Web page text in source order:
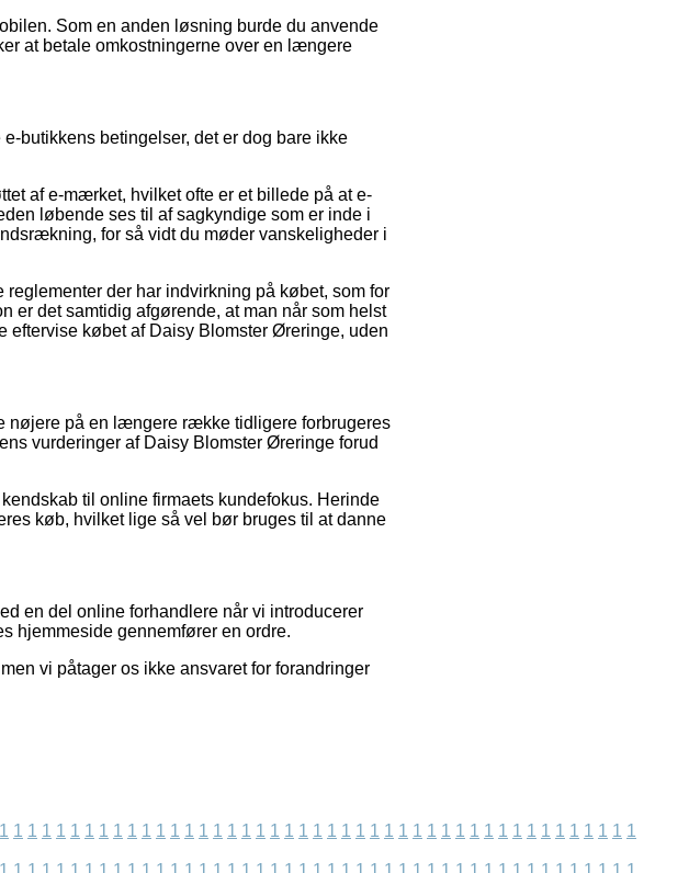
Som en anden løsning burde du anvende
at betale omkostningerne over en længere
butikkens betingelser, det er dog bare ikke
af e-mærket, hvilket ofte er et billede på at e-
løbende ses til af sagkyndige som er inde i
for så vidt du møder vanskeligheder i
der har indvirkning på købet, som for
er det samtidig afgørende, at man når som helst
eftervise købet af Daisy Blomster Øreringe, uden
nøjere på en længere række tidligere forbrugeres
vurderinger af Daisy Blomster Øreringe forud
til online firmaets kundefokus. Herinde
køb, hvilket lige så vel bør bruges til at danne
en del online forhandlere når vi introducerer
hjemmeside gennemfører en ordre.
vi påtager os ikke ansvaret for forandringer
1 1 1 1 1 1 1 1 1 1 1 1 1 1 1 1 1 1 1 1 1 1 1 1 1 1 1 1 1 1 1 1 1 1 1 1 1 1 1 1 1 1 1 1 1